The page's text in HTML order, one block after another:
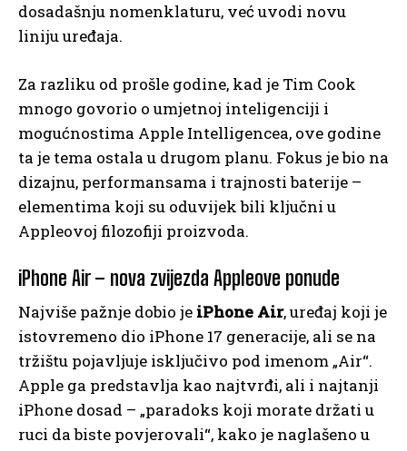
dosadašnju nomenklaturu, već uvodi novu
liniju uređaja.
Za razliku od prošle godine, kad je Tim Cook
mnogo govorio o umjetnoj inteligenciji i
mogućnostima Apple Intelligencea, ove godine
ta je tema ostala u drugom planu. Fokus je bio na
dizajnu, performansama i trajnosti baterije –
elementima koji su oduvijek bili ključni u
Appleovoj filozofiji proizvoda.
iPhone Air – nova zvijezda Appleove ponude
Najviše pažnje dobio je iPhone Air, uređaj koji je
istovremeno dio iPhone 17 generacije, ali se na
tržištu pojavljuje isključivo pod imenom „Air“.
Apple ga predstavlja kao najtvrđi, ali i najtanji
iPhone dosad – „paradoks koji morate držati u
ruci da biste povjerovali“, kako je naglašeno u